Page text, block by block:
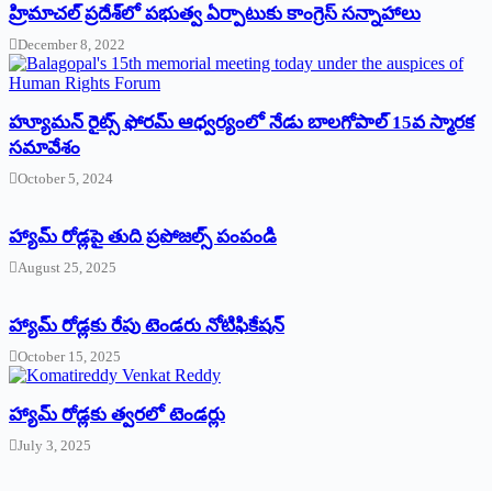
‌హ్రిమాచల్‌ ‌ప్రదేశ్‌లో పభుత్వ ఏర్పాటుకు కాంగ్రెస్‌ ‌సన్నాహాలు
December 8, 2022
హ్యూమన్‌ రైట్స్‌ ఫోరమ్‌ ఆధ్వర్యంలో నేడు బాలగోపాల్‌ 15వ స్మారక
సమావేశం
October 5, 2024
హ్యామ్‌ రోడ్లపై తుది ప్రపోజల్స్‌ పంపండి
August 25, 2025
హ్యామ్‌ రోడ్లకు రేపు టెండరు నోటిఫికేషన్‌
October 15, 2025
హ్యామ్‌ రోడ్లకు త్వరలో టెండర్లు
July 3, 2025